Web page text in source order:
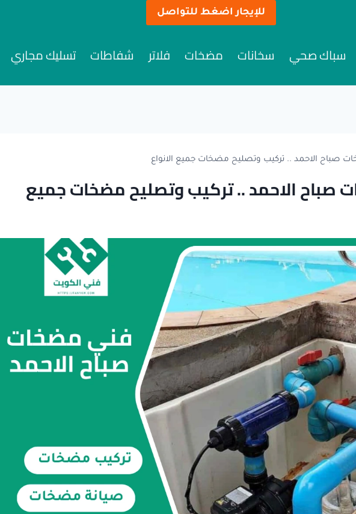
للإيجار اضغط للتواصل
سباك صحي سخانات مضخات فلاتر شفاطات تسليك مجاري
صباح الاحمد .. تركيب وتصليح مضخات جميع الانواع
صباح الاحمد .. تركيب وتصليح مضخات جميع